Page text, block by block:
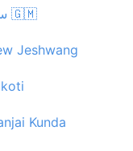
🇬🇲 سيريكوندا
Jeshwang
Kunda